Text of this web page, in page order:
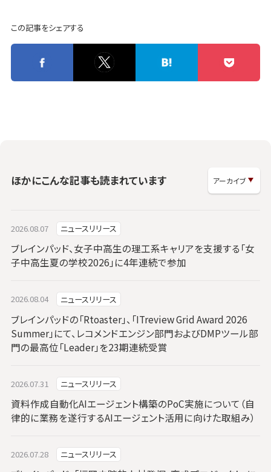
この記事をシェアする
ほかにこんな記事も読まれています
2026.08.07 ニュースリリース
ブレインパッド、女子中高生の理工系キャリアを支援する「女
子中高生夏の学校2026」に4年連続で参加
2026.08.04 ニュースリリース
ブレインパッドの「Rtoaster」、「ITreview Grid Award 2026
Summer」にて、レコメンドエンジン部門およびDMPツール部
門の最高位「Leader」を23期連続受賞
2026.07.31 ニュースリリース
資料作成自動化AIエージェント構築のPoC実施について（自
律的に業務を遂行するAIエージェント活用に向けた取組み）
2026.07.28 ニュースリリース